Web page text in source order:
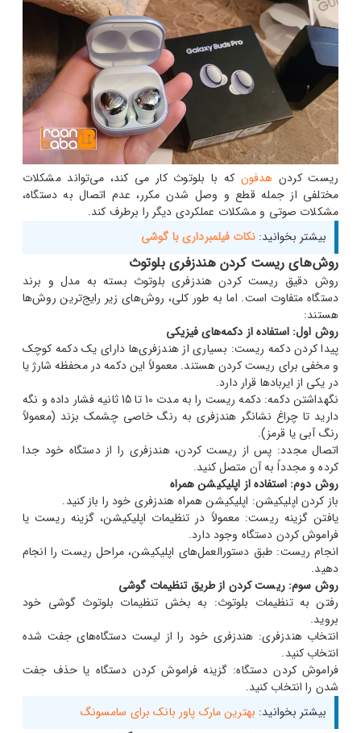
ریست کردن هدفون که با بلوتوث کار می کند، می‌تواند مشکلات
مختلفی از جمله قطع و وصل شدن مکرر، عدم اتصال به دستگاه،
مشکلات صوتی و مشکلات عملکردی دیگر را برطرف کند.
بیشتر بخوانید: نکات فیلمبرداری با گوشی
روش‌های ریست کردن هندزفری بلوتوث
روش دقیق ریست کردن هندزفری بلوتوث بسته به مدل و برند
دستگاه متفاوت است. اما به طور کلی، روش‌های زیر رایج‌ترین روش‌ها
هستند:
روش اول: استفاده از دکمه‌های فیزیکی
پیدا کردن دکمه ریست: بسیاری از هندزفری‌ها دارای یک دکمه کوچک
و مخفی برای ریست کردن هستند. معمولاً این دکمه در محفظه شارژ یا
در یکی از ایربادها قرار دارد.
نگهداشتن دکمه: دکمه ریست را به مدت 10 تا 15 ثانیه فشار داده و نگه
دارید تا چراغ نشانگر هندزفری به رنگ خاصی چشمک بزند (معمولاً
رنگ آبی یا قرمز).
اتصال مجدد: پس از ریست کردن، هندزفری را از دستگاه خود جدا
کرده و مجدداً به آن متصل کنید.
روش دوم: استفاده از اپلیکیشن همراه
باز کردن اپلیکیشن: اپلیکیشن همراه هندزفری خود را باز کنید.
یافتن گزینه ریست: معمولاً در تنظیمات اپلیکیشن، گزینه ریست یا
فراموش کردن دستگاه وجود دارد.
انجام ریست: طبق دستورالعمل‌های اپلیکیشن، مراحل ریست را انجام
دهید.
روش سوم: ریست کردن از طریق تنظیمات گوشی
رفتن به تنظیمات بلوتوث: به بخش تنظیمات بلوتوث گوشی خود
بروید.
انتخاب هندزفری: هندزفری خود را از لیست دستگاه‌های جفت شده
انتخاب کنید.
فراموش کردن دستگاه: گزینه فراموش کردن دستگاه یا حذف جفت
شدن را انتخاب کنید.
بیشتر بخوانید: بهترین مارک پاور بانک برای سامسونگ